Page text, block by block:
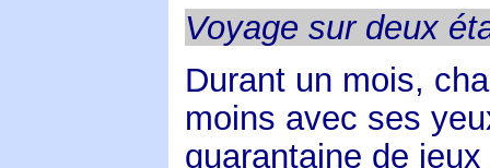
Voyage sur deux
Durant un mois,
moins avec ses
quarantaine de